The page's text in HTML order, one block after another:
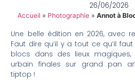
26/06/2026
Accueil» Photographie» Annot à
Une belle édition en 2026, avec
Faut dire qu’il y a tout ce qu’il
blocs dans des lieux
urbain finales sur grand pan
tiptop !